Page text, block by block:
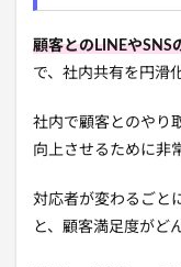
顧客とのLINEやSNS
で、社内共有を円滑
社内で顧客とのやり
向上させるために非
対応者が変わるごと
と、顧客満足度がど